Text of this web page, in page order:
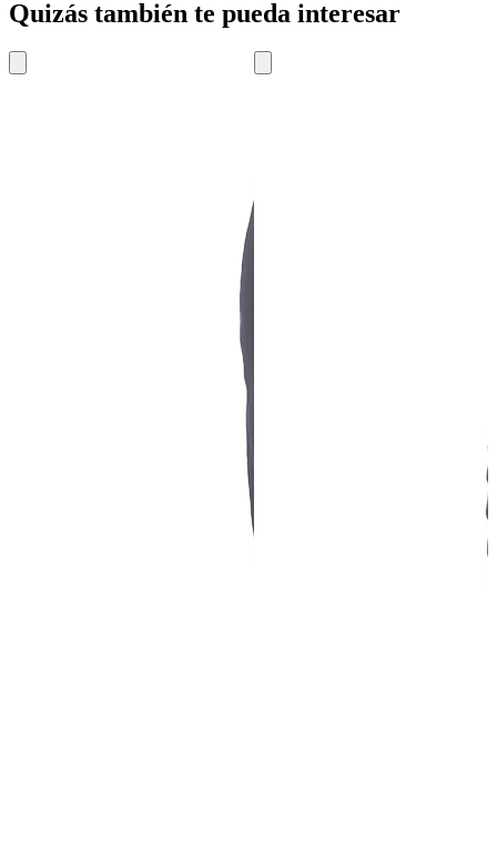
Quizás también te pueda interesar